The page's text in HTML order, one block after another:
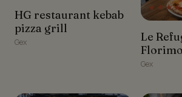
HG restaurant kebab
pizza grill
HG restaurant kebab
pizza grill
Gex
Le
Le
Gex